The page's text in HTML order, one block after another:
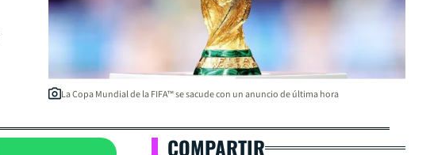
La Copa Mundial de la FIFA™ se sacude con un anuncio de última hora
COMPARTIR